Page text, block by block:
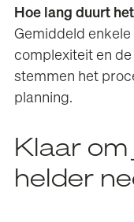
Hoe lang duurt
Gemiddeld
complexiteit en
stemmen het
planning.
Klaar om
helder